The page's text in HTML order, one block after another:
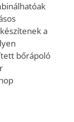
a
bőrápoló